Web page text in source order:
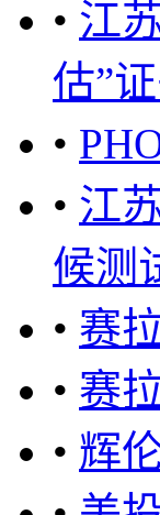
• 江
估”
•
• 江
候测
• 赛
• 赛
• 辉